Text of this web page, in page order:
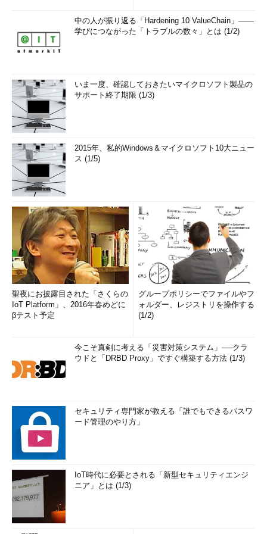
中の人が振り返る「Hardening 10 ValueChain」――
学びにつながった「トラブルの数々」とは (1/2)
いま一度、確認しておきたいマイクロソフト製品の
サポート終了期限 (1/3)
2015年、私的Windows＆マイクロソフト10大ニュー
ス (1/5)
聖夜にお披露目された「さくらの
IoT Platform」、2016年春めどに
βテスト予定
グループポリシーでファイルやフ
ォルダー、レジストリを操作する
(1/2)
今こそ真剣に考える「災害対策システム」──クラ
ウドと「DRBD Proxy」ですぐ構築する方法 (1/3)
セキュリティ専門家が教える「誰でもできるパスワ
ード管理のやり方」
IoT時代に必要とされる「新型セキュリティエンジ
ニア」とは (1/3)